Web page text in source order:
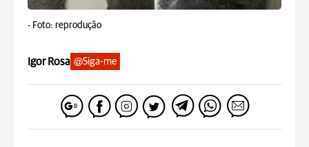
- Foto: reprodução
Igor Rosa @Siga-me